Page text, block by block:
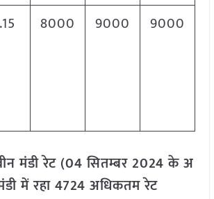
8000 9000 9000
मंडी रेट (04 सितम्बर 2024 के अ
में रहा 4724 अधिकतम रेट